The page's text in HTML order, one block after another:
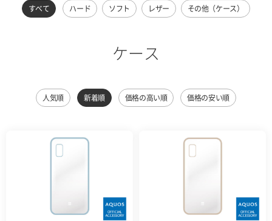
すべて ハード ソフト レザー その他（ケース）
ケース
人気順 新着順 価格の高い順 価格の安い順